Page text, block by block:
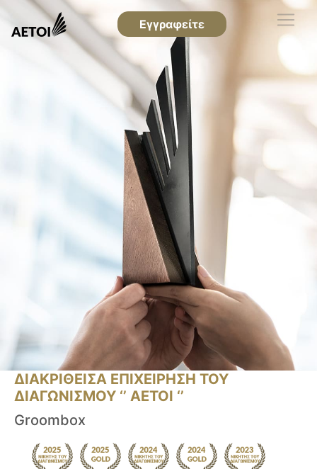
Εγγραφείτε
ΔΙΑΚΡΙΘΕΙΣΑ ΕΠΙΧΕΙΡΗΣΗ ΤΟΥ
ΔΙΑΓΩΝΙΣΜΟΥ ‘’ ΑΕΤΟΙ ‘’
Groombox